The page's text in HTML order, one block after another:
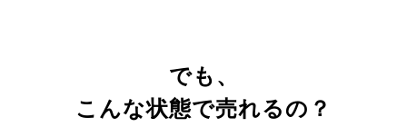
でも、
こんな状態で売れるの？